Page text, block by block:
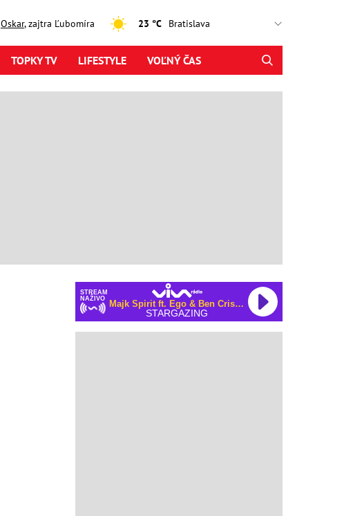
Oskar, zajtra Ľubomíra 23 °C
TOPKY TV LIFESTYLE VOĽNÝ ČAS
STREAM
NAŽIVO
Majk Spirit ft. Ego & Ben Cristovao
STARGAZING